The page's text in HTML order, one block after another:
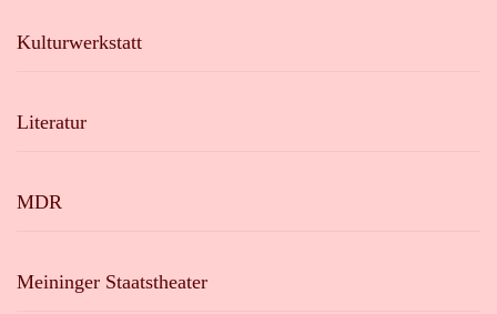
Kulturwerkstatt
Literatur
MDR
Meininger Staatstheater